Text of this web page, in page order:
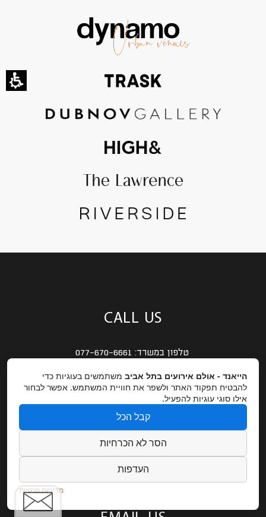
CALL US
טלפון במשרד: 077-670-6661
פקס:
OUR LOCATION
כתובת:רחוב התעשיה 9 – תל אביב
GET DIRECTIONS
הייאנד - אולם אירועים בתל אביב משתמשים בעוגיות כדי
להבטיח תפקוד האתר ולשפר את חוויית המשתמש. אפשר לבחור
אילו סוגי עוגיות להפעיל.
קבל הכל
הסר לא הכרחיות
העדפות
מדיניות פרטיות